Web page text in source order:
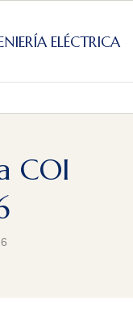
ELÉCTRICA
COI